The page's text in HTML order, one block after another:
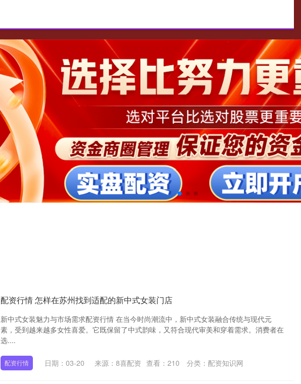
配资行情 怎样在苏州找到适配的新中式女装门店
新中式女装魅力与市场需求配资行情 在当今时尚潮流中，新中式女装融合传统与现代元
素，受到越来越多女性喜爱。它既保留了中式韵味，又符合现代审美和穿着需求。消费者在
选....
配资行情 日期：03-20 来源：8喜配资 查看： 210 分类： 配资知识网